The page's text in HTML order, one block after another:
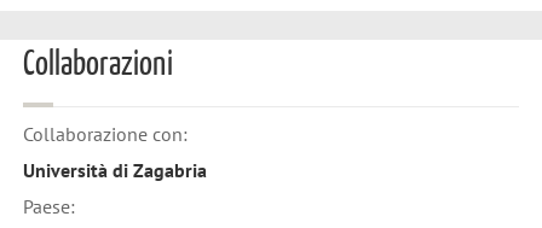
Collaborazioni
Collaborazione con:
Università di Zagabria
Paese: